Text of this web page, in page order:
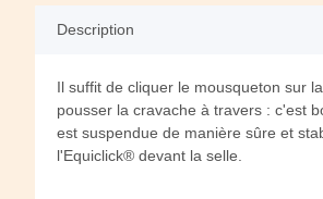
Description
Il suffit de cliquer le mousqueton sur
pousser la cravache à travers : c'est
est suspendue de manière sûre et
l'Equiclick® devant la selle.